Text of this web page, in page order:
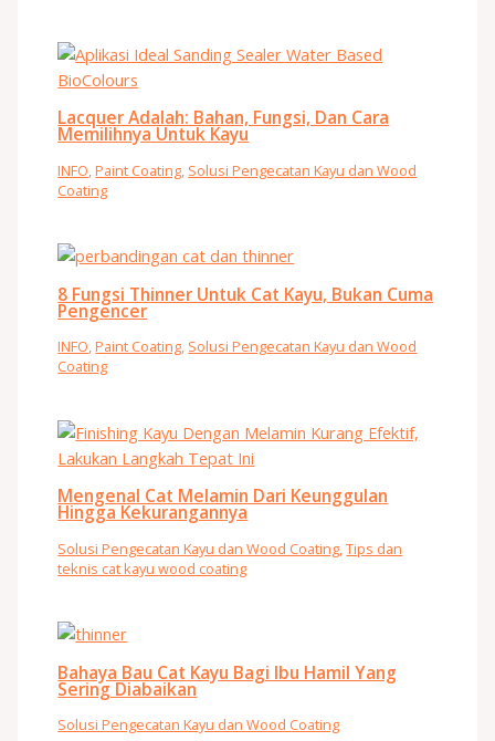
Lacquer Adalah: Bahan, Fungsi, Dan Cara
Memilihnya Untuk Kayu
INFO,Paint Coating, Solusi Pengecatan Kayu dan Wood
Coating
8 Fungsi Thinner Untuk Cat Kayu, Bukan Cuma
Pengencer
INFO,Paint Coating, Solusi Pengecatan Kayu dan Wood
Coating
Mengenal Cat Melamin Dari Keunggulan
Hingga Kekurangannya
Solusi Pengecatan Kayu dan Wood Coating,Tips dan
teknis cat kayu wood coating
Bahaya Bau Cat Kayu Bagi Ibu Hamil Yang
Sering Diabaikan
Solusi Pengecatan Kayu dan Wood Coating